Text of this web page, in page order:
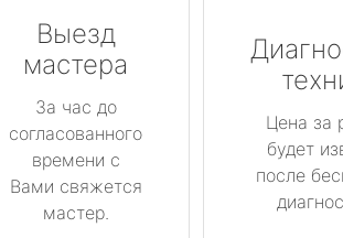
Выезд
мастера
За час до
согласованного
времени с
Вами свяжется
мастер.
Цена за
будет
после